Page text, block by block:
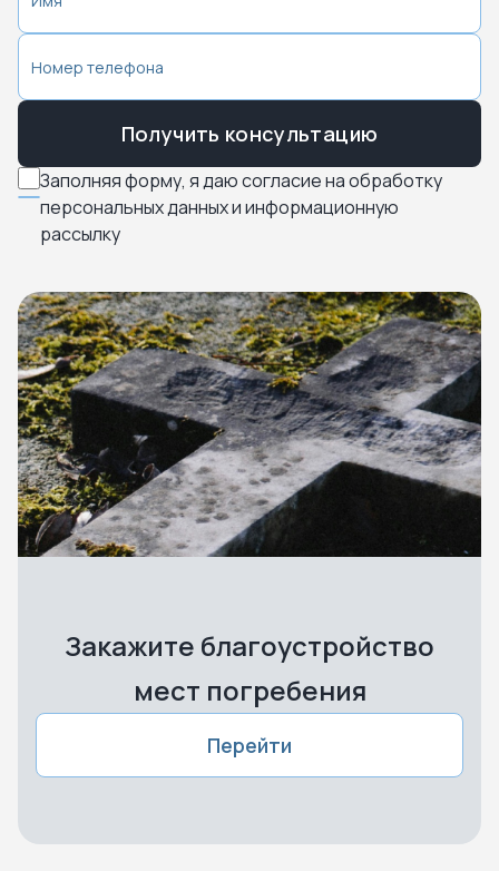
Заполняя форму, я даю согласие на обработку
персональных данных и информационную
рассылку
Получить консультацию
Закажите благоустройство
мест погребения
Перейти